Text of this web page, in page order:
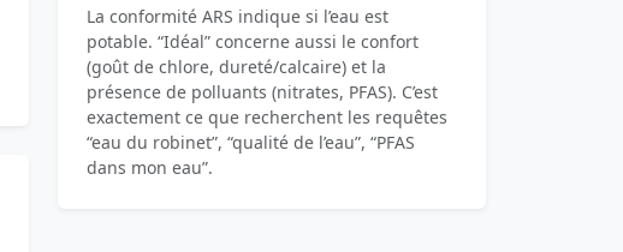
La conformité ARS indique si l’eau est
potable. “Idéal” concerne aussi le confort
(goût de chlore, dureté/calcaire) et la
présence de polluants (nitrates, PFAS). C’est
exactement ce que recherchent les requêtes
“eau du robinet”, “qualité de l’eau”, “PFAS
dans mon eau”.